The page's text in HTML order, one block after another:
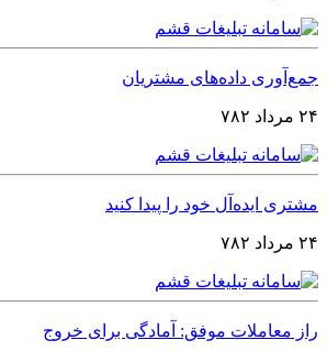
جمع‌آوری داده‌های مشتریان
۲۴ مرداد ۷۸۲
مشتری ایده‌آل خود را پیدا کنید
۲۴ مرداد ۷۸۲
راز معاملات موفق: آمادگی برای خروج